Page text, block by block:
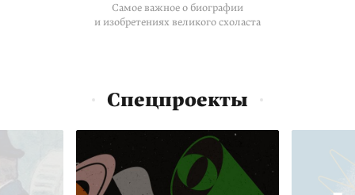
Самое важное о биографии
и изобретениях великого схоласта
Спецпроекты